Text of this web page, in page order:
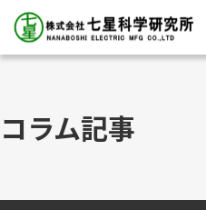
コラム記事